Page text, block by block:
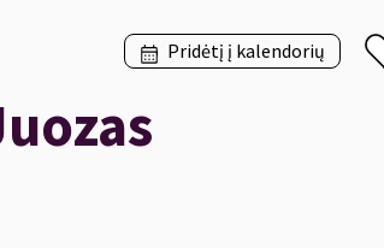
Pridėtį į kalendorių